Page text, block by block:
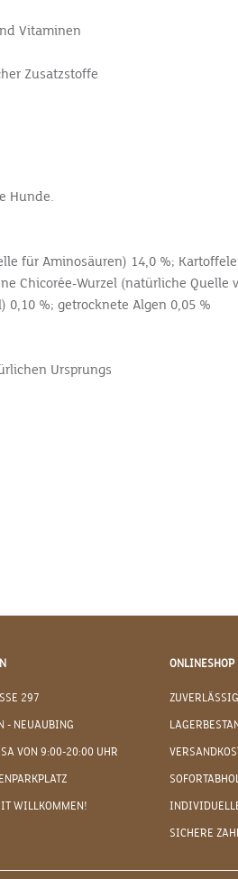
Vitaminen
Zusatzstoffe
Hunde.
für Aminosäuren) 14,0 %;
Chicorée-Wurzel (natürliche
0,10 %; getrocknete Algen 0,05 %
Ursprungs
297
- NEUAUBING
SA VON 9:00-20:00 UHR
WILLKOMMEN!
ONLINESHOP
SICHERE